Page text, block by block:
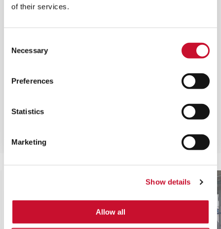
of their services.
Selection
Necessary
Preferences
Statistics
Marketing
Show details
Allow all
Massima efficienza per un'ampia gamma di flussi
parte dei settori e delle applicazioni.